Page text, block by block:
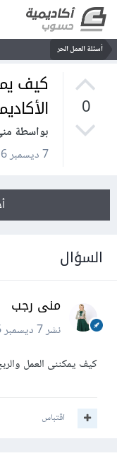
أسئلة العمل الحر
0
كيف
بواسطة
7 ديسمبر 2016
السؤال
منى رجب
نشر7 ديسمبر 2016
كيف يمكننى العمل
اقتباس